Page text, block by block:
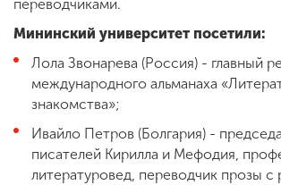
переводчиками.
Мининский университет посетили:
Лола Звонарева (Россия) - главный
международного альманаха
знакомства»;
Ивайло Петров (Болгария) -
писателей Кирилла и Мефодия,
литературовед, переводчик прозы с